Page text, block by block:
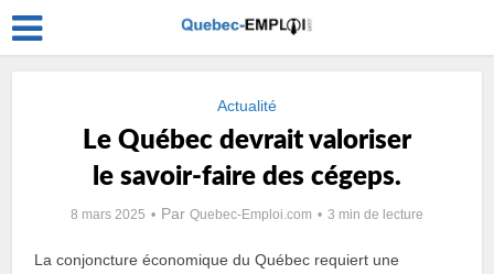
Actualité
Le Québec devrait valoriser
le savoir-faire des cégeps.
8 mars 2025 Par Quebec-Emploi.com 3 min de lecture
La conjoncture économique du Québec requiert une